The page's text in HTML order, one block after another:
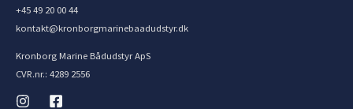
+45 49 20 00 44
kontakt@kronborgmarinebaadudstyr.dk
Kronborg Marine Bådudstyr ApS
CVR.nr.: 4289 2556